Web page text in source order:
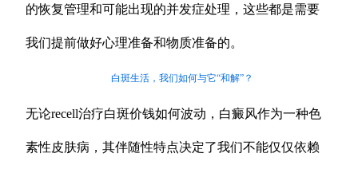
的恢复管理和可能出现的并发症处理，这些都是需要
我们提前做好心理准备和物质准备的。
白斑生活，我们如何与它“和解”？
无论recell治疗白斑价钱如何波动，白癜风作为一种色
素性皮肤病，其伴随性特点决定了我们不能仅仅依赖